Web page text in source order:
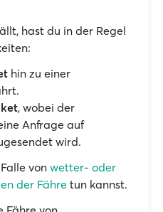
hast du in der Regel
hin zu einer
, wobei der
Anfrage auf
wird.
vonwetter- oder
der Fähre tun kannst.